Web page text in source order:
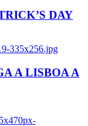
DAY
335x256.jpg
A LISBOA A